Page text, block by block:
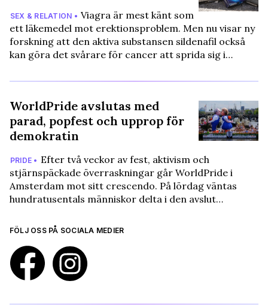
SEX & RELATION • Viagra är mest känt som
ett läkemedel mot erektionsproblem. Men nu visar ny
forskning att den aktiva substansen sildenafil också
kan göra det svårare för cancer att sprida sig i…
WorldPride avslutas med
parad, popfest och upprop för
demokratin
PRIDE • Efter två veckor av fest, aktivism och
stjärnspäckade överraskningar går WorldPride i
Amsterdam mot sitt crescendo. På lördag väntas
hundratusentals människor delta i den avslut…
FÖLJ OSS PÅ SOCIALA MEDIER